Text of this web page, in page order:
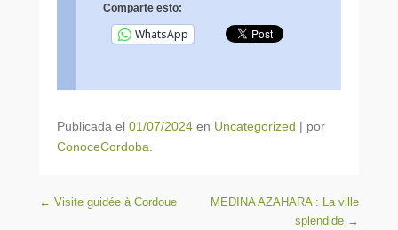
Comparte esto:
WhatsApp
Publicada el 01/07/2024 en Uncategorized | por
ConoceCordoba
Navegación de entradas
← Visite guidée à Cordoue
MEDINA AZAHARA : La ville
splendide →